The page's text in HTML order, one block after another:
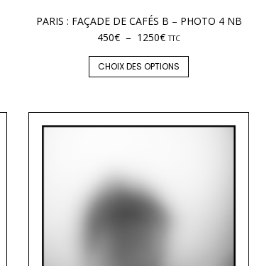
PARIS : FAÇADE DE CAFÉS B – PHOTO 4 NB
450€ – 1250€ TTC
CHOIX DES OPTIONS